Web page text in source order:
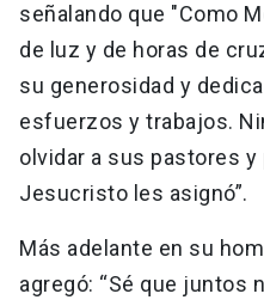
señalando que "Como
de luz y de horas de
su generosidad y
esfuerzos y trabajos.
olvidar a sus pastores y
Jesucristo les asignó”.
Más adelante en su
agregó: “Sé que juntos